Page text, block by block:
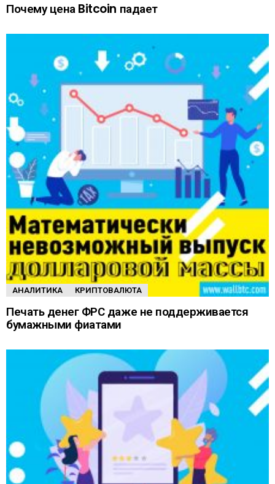
Почему цена Bitcoin падает
АНАЛИТИКА КРИПТОВАЛЮТА
Печать денег ФРС даже не поддерживается
бумажными фиатами